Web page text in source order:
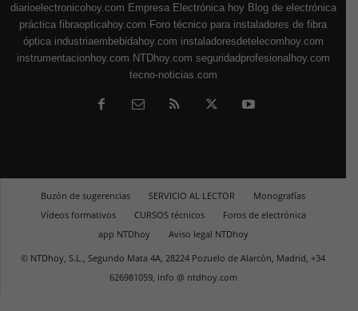
diarioelectronicohoy.com Empresa Electrónica hoy Blog de electrónica
práctica fibraopticahoy.com Foro técnico para instaladores de fibra
óptica industriaembebidahoy.com instaladoresdetelecomhoy.com
instrumentacionhoy.com NTDhoy.com seguridadprofesionalhoy.com
tecno-noticias.com
Buzón de sugerencias SERVICIO AL LECTOR
Monografías
Vídeos formativos
CURSOS técnicos
Foros de electrónica
app NTDhoy
Aviso legal NTDhoy
© NTDhoy, S.L., Segundo Mata 4A, 28224 Pozuelo de Alarcón, Madrid, +34
626981059, info @ ntdhoy.com